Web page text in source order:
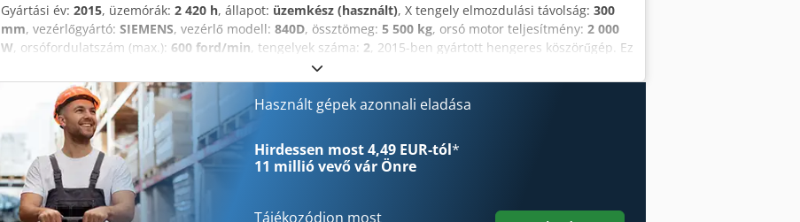
Gyártási év: 2015, üzemórák: 2 420 h, állapot: üzemkész (használt), X tengely elmozdulási távolság: 300
mm, vezérlőgyártó: SIEMENS, vezérlő modell: 840D, össztömeg: 5 500 kg, orsó motor teljesítmény: 2 000
W, orsófordulatszám (max.): 600 ford/min, tengelyek száma: 2, 2015-ben gyártott hengeres köszörűgép. Ez
a GEIBEL & HOTZ RS 600 C 275 mm maximális lengőátmérővel és 600 mm középtávolsággal rendelkezik.
5,5 kW teljesítményű köszörűorsó-motorral van felszerelve, és 700 és 2100 fordulat/perc közötti
fordulatszámmal működik. Ha kiváló minőségű köszörülési képességekre vágyik, vegye fontolóra az
általunk eladásra kínált GEIBEL & HOTZ RS 600 C gépet. További részletekért vegye fel velünk a
kapcsolatot. • Középponti távolság: 600 mm • Középpont magasság: 140 mm Cedpeyzn Dmofx Ak Ejrf •
Maximális lengési átmérő: 275 mm • Max: 100 kg • Maximális munkadarab-nyomaték (repülés): 40 Nm (a
szorítóeszközökkel együtt)Munkadarab-orsó • Kúpos: MK4 és KK5Farokcsapágy • Rendszer: Hengeres
csavaros nyomórugó • Működés: Kézi működtetés kézi karral • Lökhossz: kb. 40 mm • Kúp: MK4Köszörűorsó
• Elrendezés: . • Motor teljesítménye: 5,5 kW • Sebesség: 700-2100 fordulat/perc • Csapágyazás: Csapágyak:
Használt gépek azonnali eladása
Hirdessen most 4,49 EUR-tól*
11 millió vevővár Önre
Tájékozódjon most